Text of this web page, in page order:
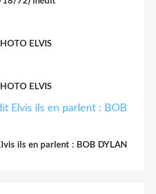
ELVIS
ELVIS
ils en parlent : BOB DYLAN